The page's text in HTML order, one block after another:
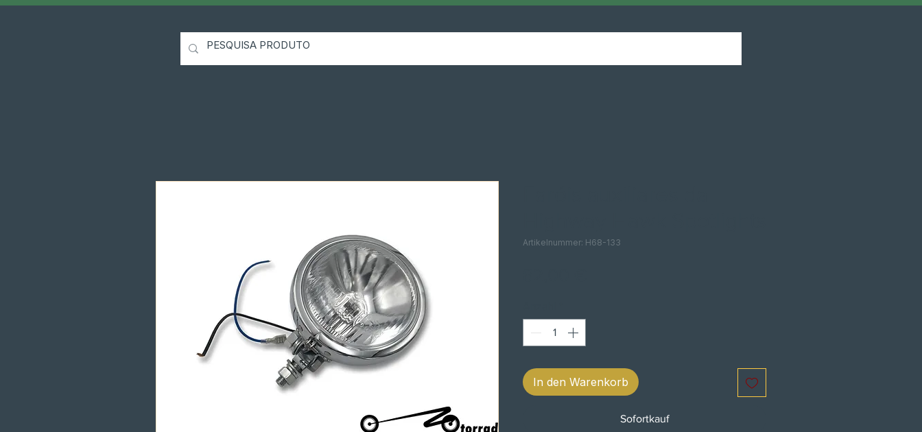
Artikelnummer: H68-133
In den Warenkorb
Sofortkauf